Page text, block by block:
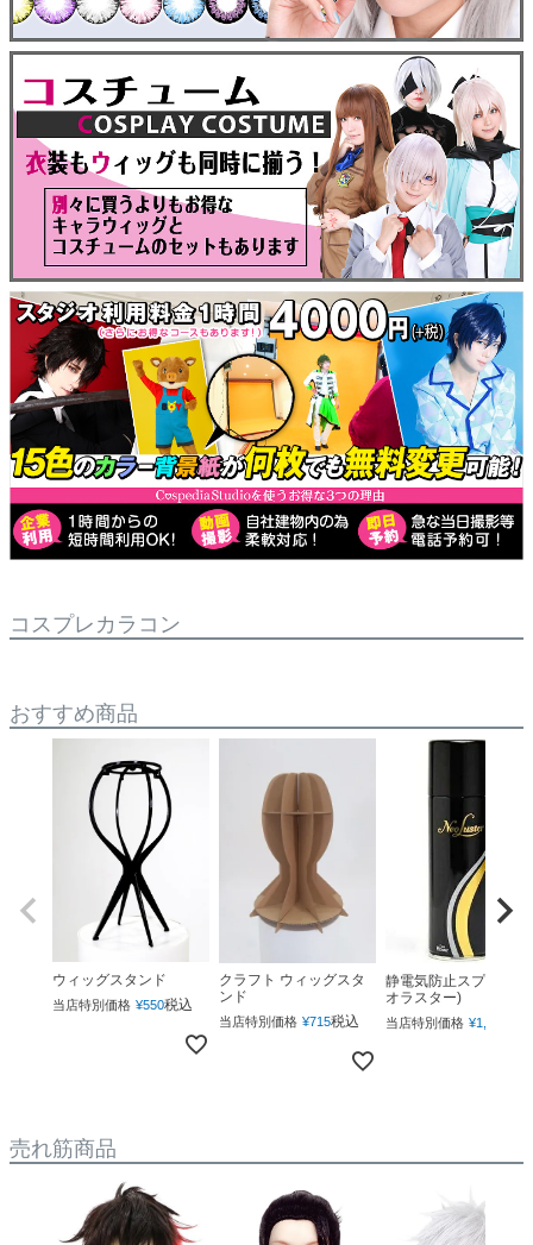
コスプレカラコン
おすすめ商品
ウィッグスタンド
当店特別価格 ¥550税込
クラフト ウィッグスタ
ンド
当店特別価格 ¥715税込
静電気防止スプレー(ネ
オラスター)
当店特別価格 ¥1,760
売れ筋商品